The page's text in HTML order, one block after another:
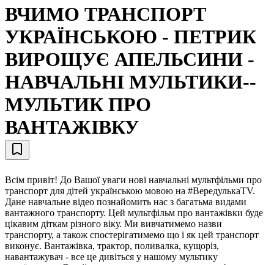
ВЧИМО ТРАНСПОРТ
УКРАЇНСЬКОЮ - ПЕТРИК
ВИРОЩУЄ АПЕЛЬСИНИ -
НАВЧАЛЬНІ МУЛЬТИКИ--
МУЛЬТИК ПРО
ВАНТАЖІВКУ
Всім привіт! До Вашої уваги нові навчальні мультфільми про
транспорт для дітей українською мовою на #ВередулькаTV.
Дане навчальне відео познайомить нас з багатьма видами
вантажного транспорту. Цей мультфільм про вантажівки буде
цікавим діткам різного віку. Ми вивчатимемо назви
транспорту, а також спостерігатимемо що і як цей транспорт
виконує. Вантажівка, трактор, поливалка, кущоріз,
навантажувач - все це дивіться у нашому мультику